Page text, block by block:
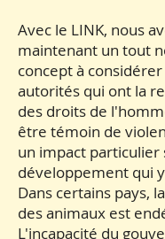
Avec le LINK, nous
maintenant un tout
concept à
autorités qui ont la
des droits de
être témoin de
un impact particulier
développement qui
Dans certains pays,
des animaux est
L'incapacité du